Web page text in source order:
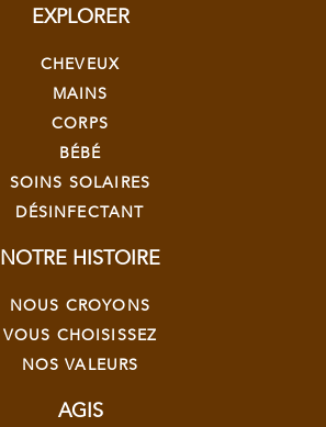
EXPLORER
CHEVEUX
MAINS
CORPS
BÉBÉ
SOINS SOLAIRES
DÉSINFECTANT
NOTRE HISTOIRE
NOUS CROYONS
VOUS CHOISISSEZ
NOS VALEURS
AGIS